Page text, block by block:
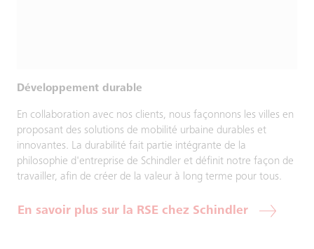
Développement durable
En collaboration avec nos clients, nous façonnons les villes en
proposant des solutions de mobilité urbaine durables et
innovantes. La durabilité fait partie intégrante de la
philosophie d'entreprise de Schindler et définit notre façon de
travailler, afin de créer de la valeur à long terme pour tous.
En savoir plus sur la RSE chez Schindler